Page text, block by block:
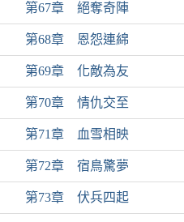
第67章 絕奪奇陣
第68章 恩怨連綿
第69章 化敵為友
第70章 情仇交至
第71章 血雪相映
第72章 宿鳥驚夢
第73章 伏兵四起